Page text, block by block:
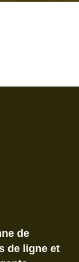
de
de ligne et